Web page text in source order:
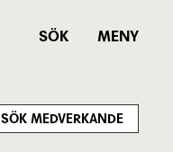
SÖK MENY
SÖK MEDVERKANDE